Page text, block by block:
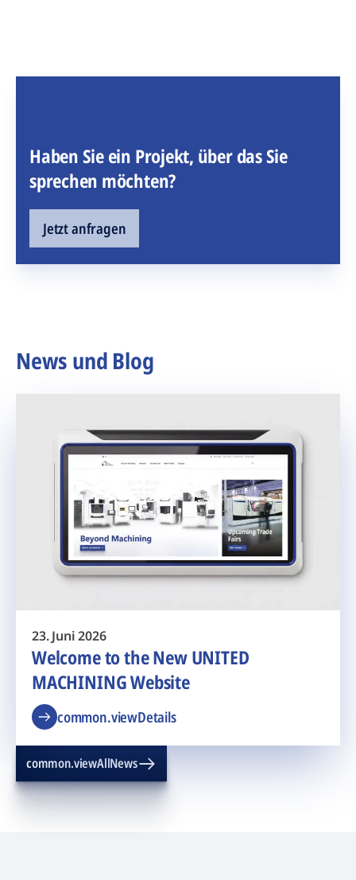
Haben Sie ein Projekt, über das Sie
sprechen möchten?
Jetzt anfragen
News und Blog
23. Juni 2026
Welcome to the New UNITED
MACHINING Website
common.viewDetails
common.viewAllNews